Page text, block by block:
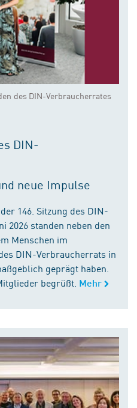
des DIN-Verbraucherrates
DIN-
neue Impulse
146. Sitzung des DIN-
2026 standen neben den
Menschen im
DIN-Verbraucherrats in
geprägt haben.
begrüßt. Mehr